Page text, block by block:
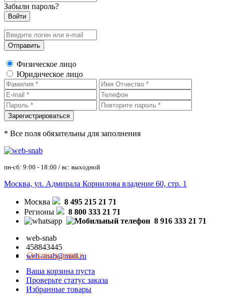
Забыли пароль?
Физическое лицо
Юридическое лицо
* Все поля обязательны для заполнения
пн-сб: 9:00 - 18:00 / вс: выходной
Москва, ул. Адмирала Корнилова владение 60, стр. 1
Москва
8 495 215 21 71
Регионы
8 800 333 21 71
8 916 333 21 71
web-snab
458843445
web-snab@mail.ru
Оставить заявку
Ваша корзина пуста
Проверьте статус заказа
Избранные товары